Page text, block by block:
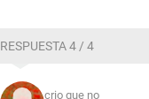
RESPUESTA 4 / 4
crio que no